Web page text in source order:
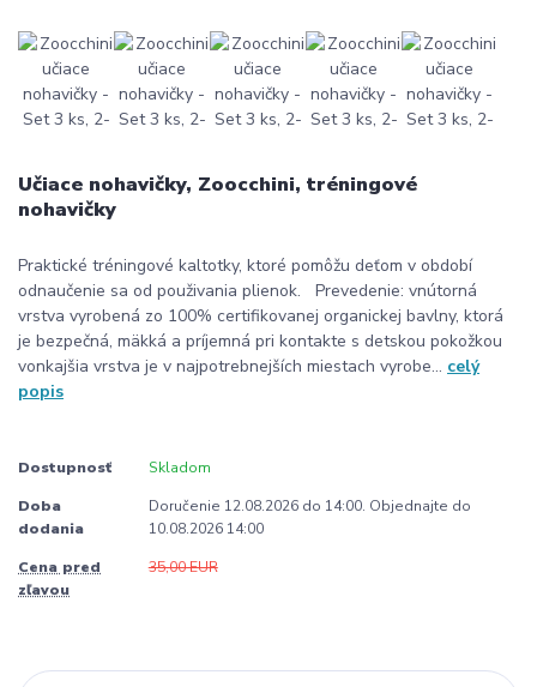
Učiace nohavičky, Zoocchini, tréningové
nohavičky
Praktické tréningové kaltotky, ktoré pomôžu deťom v období
odnaučenie sa od použivania plienok. Prevedenie: vnútorná
vrstva vyrobená zo 100% certifikovanej organickej bavlny, ktorá
je bezpečná, mäkká a príjemná pri kontakte s detskou pokožkou
vonkajšia vrstva je v najpotrebnejších miestach vyrobe... celý
popis
Dostupnosť Skladom
Doba
dodania
Doručenie 12.08.2026 do 14:00. Objednajte do
10.08.2026 14:00
Cena pred
zľavou
35,00 EUR